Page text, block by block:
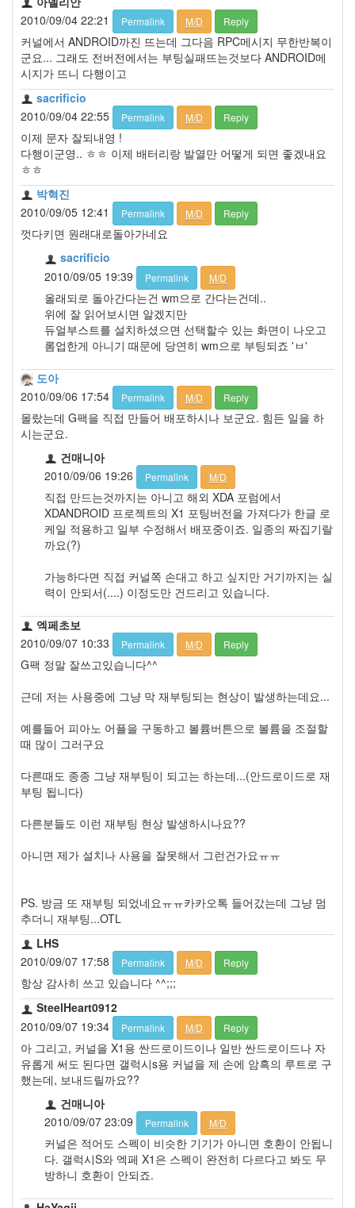
2010/09/04 22:21
Permalink M/D Reply
커널에서 ANDROID까진 뜨는데 그다음 RPC메시지 무한반복이
군요... 그래도 전버전에서는 부팅실패뜨는것보다 ANDROID메
시지가 뜨니 다행이고
sacrificio
2010/09/04 22:55
Permalink M/D Reply
이제 문자 잘되내영 !
다행이군영.. ㅎㅎ 이제 배터리랑 발열만 어떻게 되면 좋겠내요
ㅎㅎ
박혁진
2010/09/05 12:41
Permalink M/D Reply
껏다키면 원래대로돌아가네요
sacrificio
2010/09/05 19:39
Permalink M/D
올래되로 돌아간다는건 wm으로 간다는건데..
위에 잘 읽어보시면 알겠지만
듀얼부스트를 설치하셨으면 선택할수 있는 화면이 나오고
롬업한게 아니기 때문에 당연히 wm으로 부팅되죠 'ㅂ'
도아
2010/09/06 17:54
Permalink M/D Reply
몰랐는데 G팩을 직접 만들어 배포하시나 보군요. 힘든 일을 하
시는군요.
건매니아
2010/09/06 19:26
Permalink M/D
직접 만드는것까지는 아니고 해외 XDA 포럼에서
XDANDROID 프로젝트의 X1 포팅버전을 가져다가 한글 로
케일 적용하고 일부 수정해서 배포중이죠. 일종의 짜집기랄
까요(?)
가능하다면 직접 커널쪽 손대고 하고 싶지만 거기까지는 실
력이 안되서(....) 이정도만 건드리고 있습니다.
엑페초보
2010/09/07 10:33
Permalink M/D Reply
G팩 정말 잘쓰고있습니다^^
근데 저는 사용중에 그냥 막 재부팅되는 현상이 발생하는데요...
예를들어 피아노 어플을 구동하고 볼륨버튼으로 볼륨을 조절할
때 많이 그러구요
다른때도 종종 그냥 재부팅이 되고는 하는데...(안드로이드로 재
부팅 됩니다)
다른분들도 이런 재부팅 현상 발생하시나요??
아니면 제가 설치나 사용을 잘못해서 그런건가요ㅠㅠ
PS. 방금 또 재부팅 되었네요ㅠㅠ카카오톡 들어갔는데 그냥 멈
추더니 재부팅...OTL
LHS
2010/09/07 17:58
Permalink M/D Reply
항상 감사히 쓰고 있습니다 ^^;;;
SteelHeart0912
2010/09/07 19:34
Permalink M/D Reply
아 그리고, 커널을 X1용 싼드로이드이나 일반 싼드로이드나 자
유롭게 써도 된다면 갤럭시s용 커널을 제 손에 암흑의 루트로 구
했는데, 보내드릴까요??
건매니아
2010/09/07 23:09
Permalink M/D
커널은 적어도 스펙이 비슷한 기기가 아니면 호환이 안됩니
다. 갤럭시S와 엑페 X1은 스펙이 완전히 다르다고 봐도 무
방하니 호환이 안되죠.